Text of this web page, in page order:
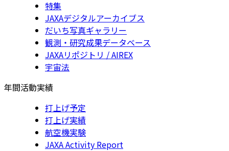
特集
JAXAデジタルアーカイブス
だいち写真ギャラリー
観測・研究成果データベース
JAXAリポジトリ / AIREX
宇宙法
年間活動実績
打上げ予定
打上げ実績
航空機実験
JAXA Activity Report